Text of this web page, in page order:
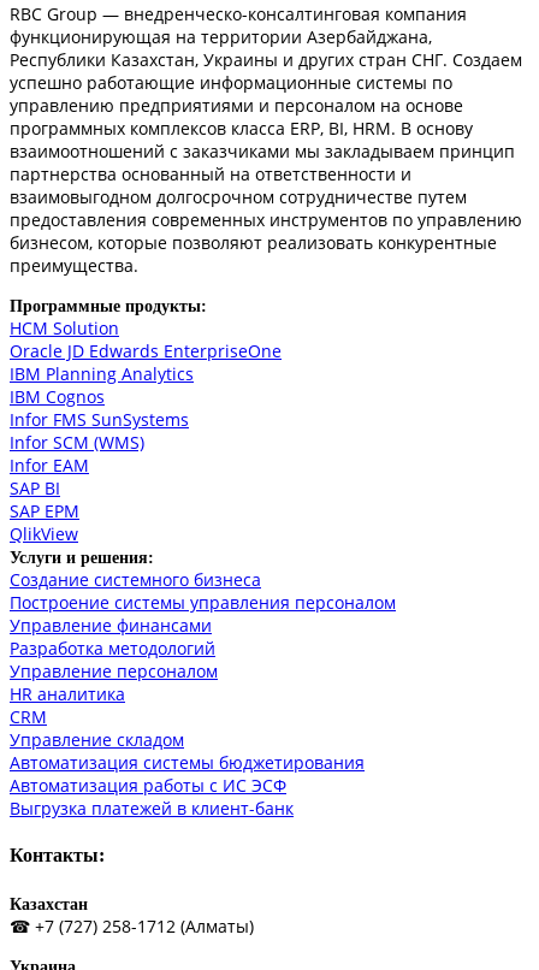
RBC Group — внедренческо-консалтинговая компания
функционирующая на территории Азербайджана,
Республики Казахстан, Украины и других стран СНГ. Создаем
успешно работающие информационные системы по
управлению предприятиями и персоналом на основе
программных комплексов класса ERP, BI, HRM. В основу
взаимоотношений с заказчиками мы закладываем принцип
партнерства основанный на ответственности и
взаимовыгодном долгосрочном сотрудничестве путем
предоставления современных инструментов по управлению
бизнесом, которые позволяют реализовать конкурентные
преимущества.
Программные продукты:
HCM Solution
Oracle JD Edwards EnterpriseOne
IBM Planning Analytics
IBM Cognos
Infor FMS SunSystems
Infor SCM (WMS)
Infor EAM
SAP BI
SAP EPM
QlikView
Услуги и решения:
Создание системного бизнеса
Построение системы управления персоналом
Управление финансами
Разработка методологий
Управление персоналом
HR аналитика
СRM
Управление складом
Автоматизация системы бюджетирования
Автоматизация работы с ИС ЭСФ
Выгрузка платежей в клиент-банк
Контакты:
Казахстан
☎ +7 (727) 258-1712 (Алматы)